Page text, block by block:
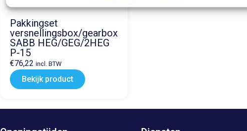
Pakkingset
versnellingsbox/gearbox
SABB HEG/GEG/2HEG
P-15
€76,22 incl. BTW
Bekijk product